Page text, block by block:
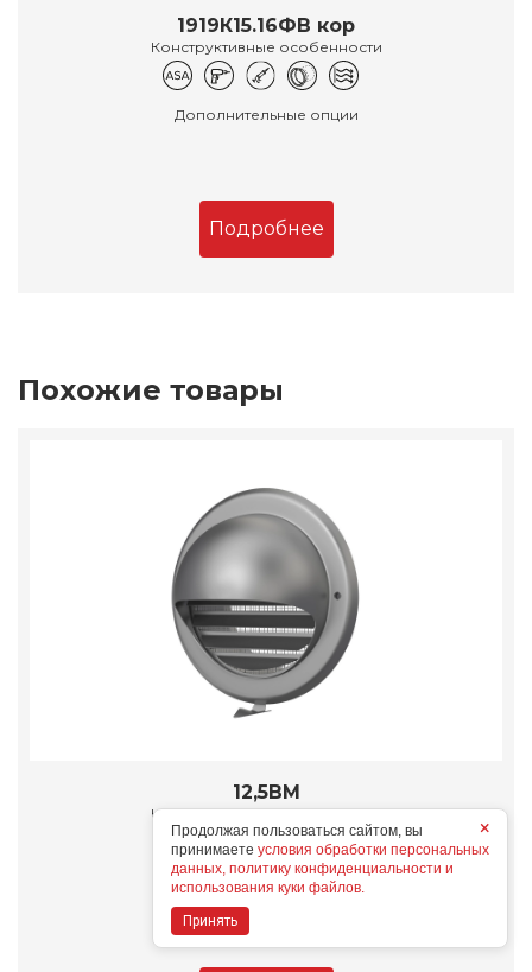
1919К15.16ФВ кор
Конструктивные особенности
Дополнительные опции
Подробнее
Похожие товары
12,5ВМ
Конструктивные особенности
Дополнительные опции
×
Продолжая пользоваться сайтом, вы
принимаете условия обработки персональных
данных, политику конфиденциальности и
использования куки файлов.
Принять